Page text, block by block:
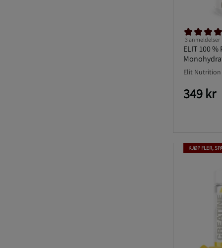
ELIT 100
3 anmeldelser
Elit Nutrition
349 kr
KJØP FLER,